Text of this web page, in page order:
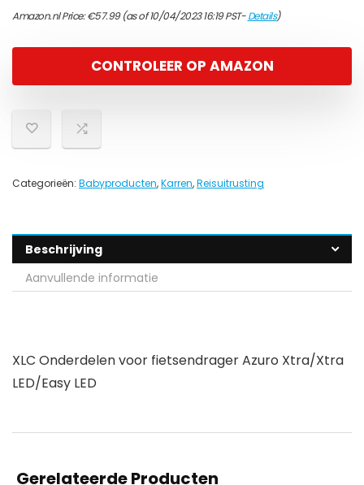
Amazon.nl Price:€57.99(as of 10/04/2023 16:19 PST-Details)
CONTROLEER OP AMAZON
Categorieën: Babyproducten,Karren,Reisuitrusting
Beschrijving
Aanvullende informatie
XLC Onderdelen voor fietsendrager Azuro Xtra/Xtra
LED/Easy LED
Gerelateerde Producten